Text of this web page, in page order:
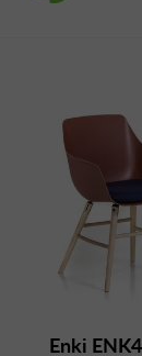
Enki